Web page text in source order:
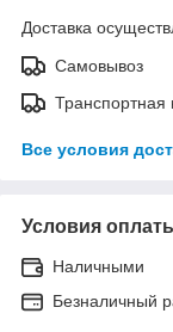
Доставка
Самовывоз
Транспортная
Все условия
Условия
Наличными
Безналичный